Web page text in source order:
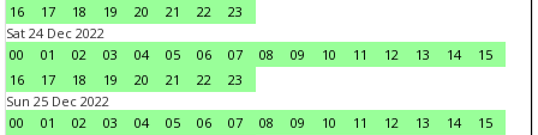
16
17 18 19 20 21 22
23
Sat 24 Dec 2022
00
01 02 03 04 05 06 07 08 09 10 11 12 13 14
15
16
17 18 19 20 21 22
23
Sun 25 Dec 2022
00
01 02 03 04 05 06 07 08 09 10 11 12 13 14
15